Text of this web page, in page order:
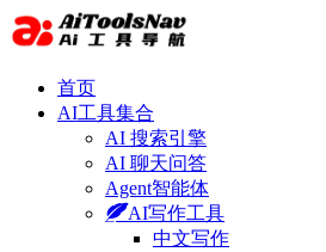
首页
AI工具集合
AI 搜索引擎
AI 聊天问答
Agent智能体
AI写作工具
中文写作